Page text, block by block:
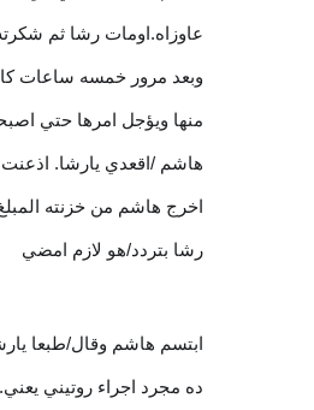
عاوزاه.اومات رشا ثم
وبعد مرور خمسه ساعات
منها ويؤجل امرها حتي
هاشم /اقعدي يارشا.
اخرج هاشم من خزنته
رشا بتردد/هو لازم امضي
ابتسم هاشم وقال/طبعا
ده مجرد اجراء روتيني يعني.